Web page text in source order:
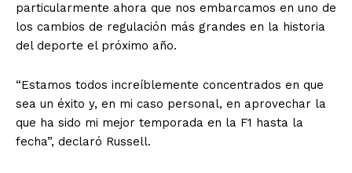
particularmente ahora que nos embarcamos en uno de
los cambios de regulación más grandes en la historia
del deporte el próximo año.
“Estamos todos increíblemente concentrados en que
sea un éxito y, en mi caso personal, en aprovechar la
que ha sido mi mejor temporada en la F1 hasta la
fecha”, declaró Russell.